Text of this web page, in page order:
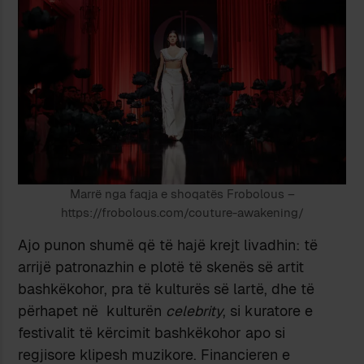
Marrë nga faqja e shoqatës Frobolous –
https://frobolous.com/couture-awakening/
Ajo punon shumë që të hajë krejt livadhin: të
arrijë patronazhin e plotë të skenës së artit
bashkëkohor, pra të kulturës së lartë, dhe të
përhapet në kulturën celebrity, si kuratore e
festivalit të kërcimit bashkëkohor apo si
regjisore klipesh muzikore. Financieren e